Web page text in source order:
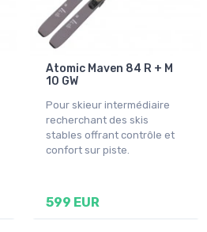
Atomic Maven 84 R + M
10 GW
Pour skieur intermédiaire
recherchant des skis
stables offrant contrôle et
confort sur piste.
599 EUR